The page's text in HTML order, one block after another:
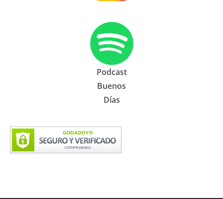
Podcast
Buenos
Días